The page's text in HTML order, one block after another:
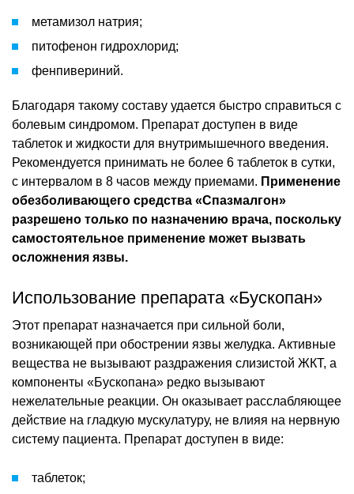
метамизол натрия;
питофенон гидрохлорид;
фенпивериний.
Благодаря такому составу удается быстро справиться с
болевым синдромом. Препарат доступен в виде
таблеток и жидкости для внутримышечного введения.
Рекомендуется принимать не более 6 таблеток в сутки,
с интервалом в 8 часов между приемами. Применение
обезболивающего средства «Спазмалгон»
разрешено только по назначению врача, поскольку
самостоятельное применение может вызвать
осложнения язвы.
Использование препарата «Бускопан»
Этот препарат назначается при сильной боли,
возникающей при обострении язвы желудка. Активные
вещества не вызывают раздражения слизистой ЖКТ, а
компоненты «Бускопана» редко вызывают
нежелательные реакции. Он оказывает расслабляющее
действие на гладкую мускулатуру, не влияя на нервную
систему пациента. Препарат доступен в виде:
таблеток;